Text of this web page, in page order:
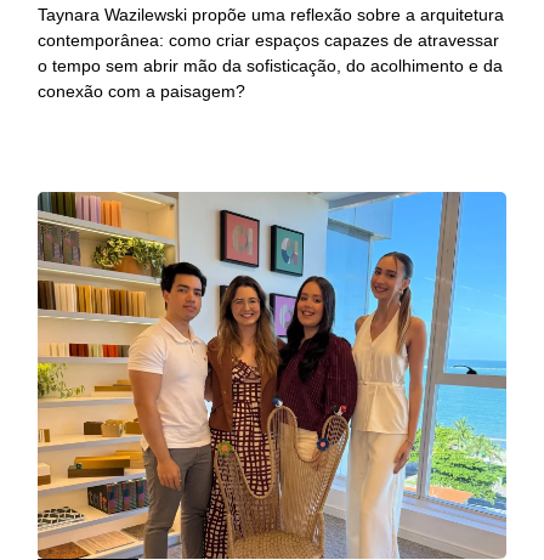
Taynara Wazilewski propõe uma reflexão sobre a arquitetura
contemporânea: como criar espaços capazes de atravessar
o tempo sem abrir mão da sofisticação, do acolhimento e da
conexão com a paisagem?